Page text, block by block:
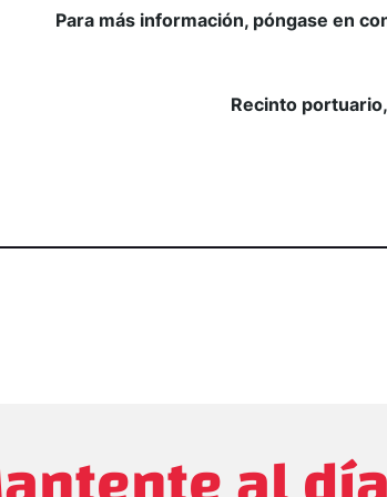
Para más información, póngase en
Recinto